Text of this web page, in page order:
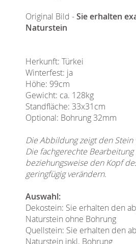
Original Bild -Sie erhalten
Naturstein
Herkunft: Türkei
Winterfest: ja
Höhe: 99cm
Gewicht: ca. 128kg
Standfläche: 33x31cm
Optional: Bohrung 32mm
Die Abbildung zeigt den Stein
Die fachgerechte
beziehungsweise den Kopf
geringfügig verändern.
Auswahl:
Dekostein: Sie erhalten den
Naturstein ohne Bohrung
Quellstein: Sie erhalten den
Naturstein inkl. Bohrung